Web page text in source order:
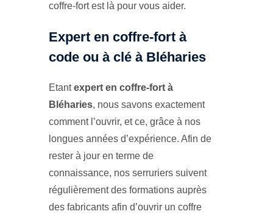
coffre-fort est là pour vous aider.
Expert en coffre-fort à
code ou à clé à Bléharies
Etantexpert en coffre-fort à
Bléharies, nous savons exactement
comment l’ouvrir, et ce, grâce à nos
longues années d’expérience. Afin de
rester à jour en terme de
connaissance, nos serruriers suivent
régulièrement des formations auprès
des fabricants afin d’ouvrir un coffre